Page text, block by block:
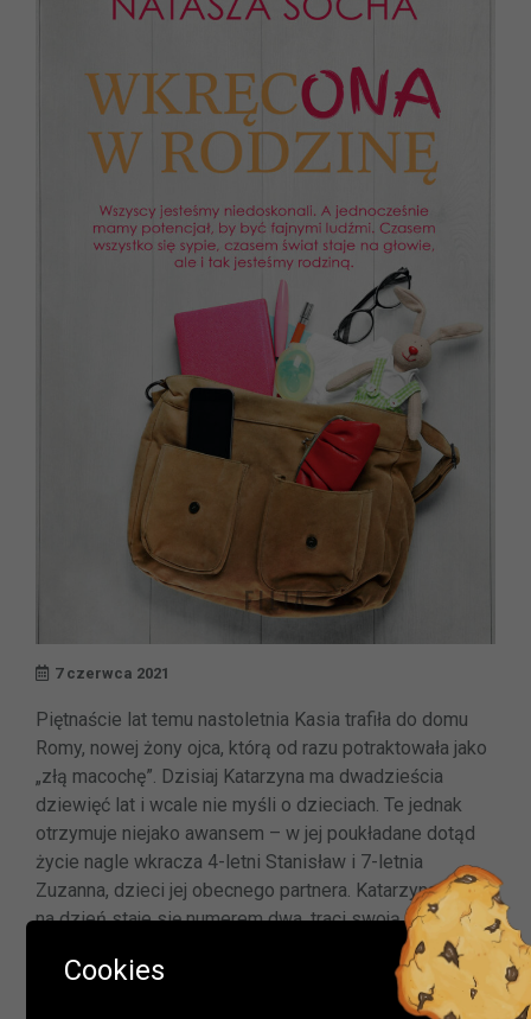
7 czerwca 2021
Piętnaście lat temu nastoletnia Kasia trafiła do domu
Romy, nowej żony ojca, którą od razu potraktowała jako
„złą macochę”. Dzisiaj Katarzyna ma dwadzieścia
dziewięć lat i wcale nie myśli o dzieciach. Te jednak
otrzymuje niejako awansem – w jej poukładane dotąd
życie nagle wkracza 4-letni Stanisław i 7-letnia
Zuzanna, dzieci jej obecnego partnera. Katarzyna z dnia
na dzień staje się numerem dwa, traci swoją
uprzywilejowaną pozycję i dodatkowo musi zmierzyć
się z tymi samymi problemami, co wcześniej Roma.
Dociera do niej, że rolę macochy trzeba dziś
Cookies